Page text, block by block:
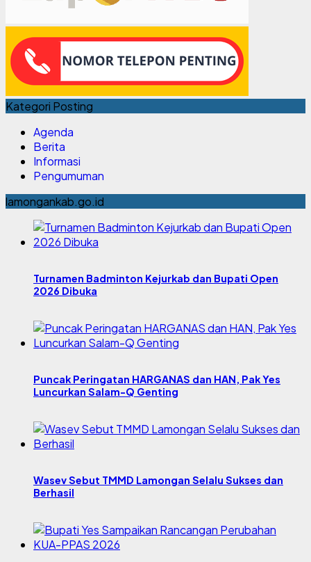
Kategori Posting
Agenda
Berita
Informasi
Pengumuman
lamongankab.go.id
Turnamen Badminton Kejurkab dan Bupati Open
2026 Dibuka
Puncak Peringatan HARGANAS dan HAN, Pak Yes
Luncurkan Salam-Q Genting
Wasev Sebut TMMD Lamongan Selalu Sukses dan
Berhasil